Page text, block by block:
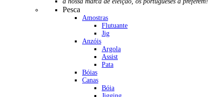
Pesca
Amostras
Flutuante
Jig
Anzóis
Argola
Assist
Pata
Bóias
Canas
Bóia